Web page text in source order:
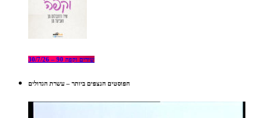
שירים וקפה 90 – 30/7/26
הפוסטים הנצפים ביותר – עשרת הגדולים